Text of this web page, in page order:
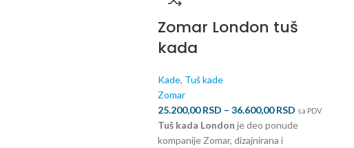
Zomar London tuš
kada
Kade, Tuš kade
Zomar
25.200,00RSD – 36.600,00RSD sa PDV
Tuš kada London je deo ponude
kompanije Zomar, dizajnirana i